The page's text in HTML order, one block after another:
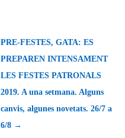
PRE-FESTES, GATA: ES
PREPAREN INTENSAMENT
LES FESTES PATRONALS
2019. A una setmana. Alguns
canvis, algunes novetats. 26/7 a
6/8 →